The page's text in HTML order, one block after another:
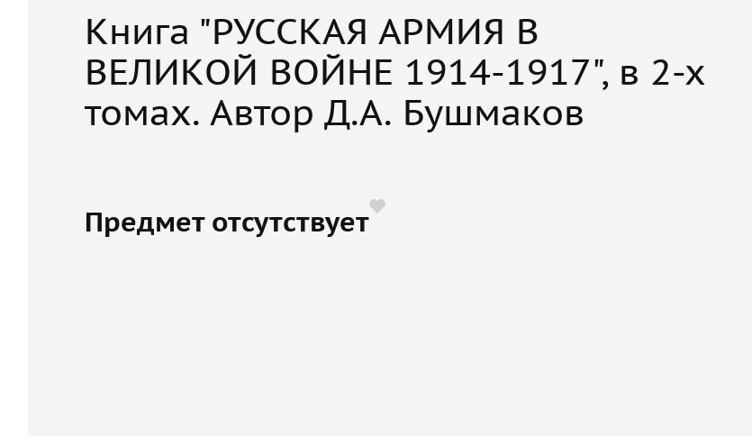
Книга "РУССКАЯ АРМИЯ В
ВЕЛИКОЙ ВОЙНЕ 1914-1917", в 2-х
томах. Автор Д.А. Бушмаков
Предмет отсутствует